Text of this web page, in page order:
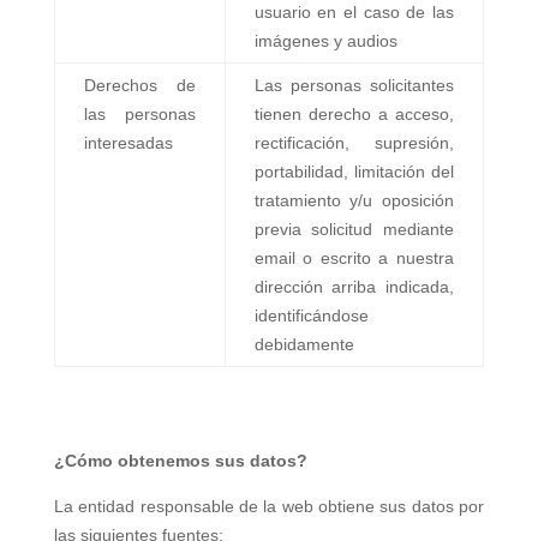
usuario en el caso de las
imágenes y audios
Derechos de
las personas
interesadas
Las personas solicitantes
tienen derecho a acceso,
rectificación, supresión,
portabilidad, limitación del
tratamiento y/u oposición
previa solicitud mediante
email o escrito a nuestra
dirección arriba indicada,
identificándose
debidamente
¿Cómo obtenemos sus datos?
La entidad responsable de la web obtiene sus datos por
las siguientes fuentes: